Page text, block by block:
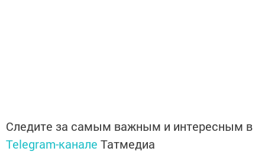
Следите за самым важным и интересным в
Telegram-канале Татмедиа